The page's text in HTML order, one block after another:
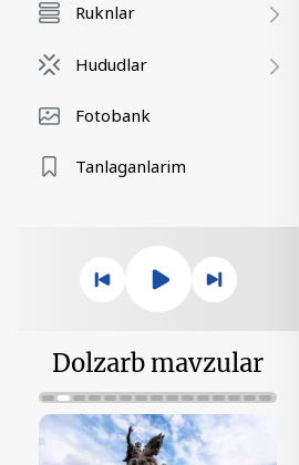
Ruknlar
Hududlar
Fotobank
Tanlaganlarim
Dolzarb mavzular